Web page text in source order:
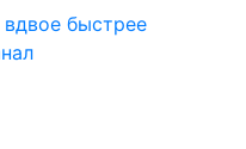
быстрее